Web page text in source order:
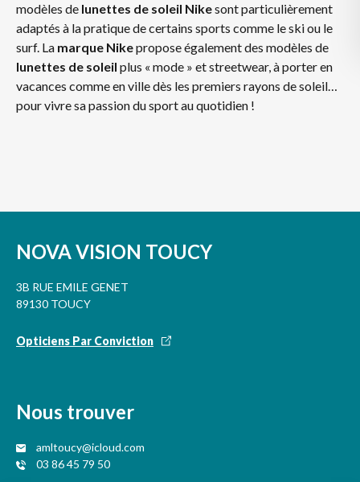
modèles de lunettes de soleil Nikesont particulièrement
adaptés à la pratique de certains sports comme le ski ou le
surf. La marque Nikepropose également des modèles de
lunettes de soleil plus « mode » et streetwear, à porter en
vacances comme en ville dès les premiers rayons de soleil…
pour vivre sa passion du sport au quotidien !
NOVA VISION TOUCY
3B RUE EMILE GENET
89130 TOUCY
Opticiens Par Conviction
Nous trouver
amltoucy@icloud.com
03 86 45 79 50